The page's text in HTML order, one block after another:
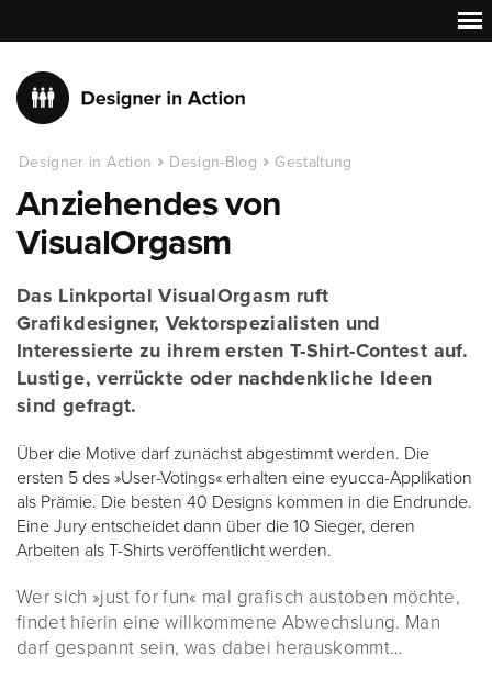
Designer in Action Design-Blog Gestaltung
Anziehendes von
VisualOrgasm
Das Linkportal VisualOrgasm ruft
Grafikdesigner, Vektorspezialisten und
Interessierte zu ihrem ersten T-Shirt-Contest auf.
Lustige, verrückte oder nachdenkliche Ideen
sind gefragt.
Über die Motive darf zunächst abgestimmt werden. Die
ersten 5 des »User-Votings« erhalten eine eyucca-Applikation
als Prämie. Die besten 40 Designs kommen in die Endrunde.
Eine Jury entscheidet dann über die 10 Sieger, deren
Arbeiten als T-Shirts veröffentlicht werden.
Wer sich »just for fun« mal grafisch austoben möchte,
findet hierin eine willkommene Abwechslung. Man
darf gespannt sein, was dabei herauskommt…